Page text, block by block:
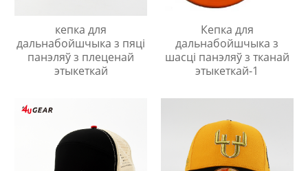
кепка для
дальнабойшчыка з пяці
панэляў з плеценай
этыкеткай
Кепка для
дальнабойшчыка з
шасці панэляў з тканай
этыкеткай-1